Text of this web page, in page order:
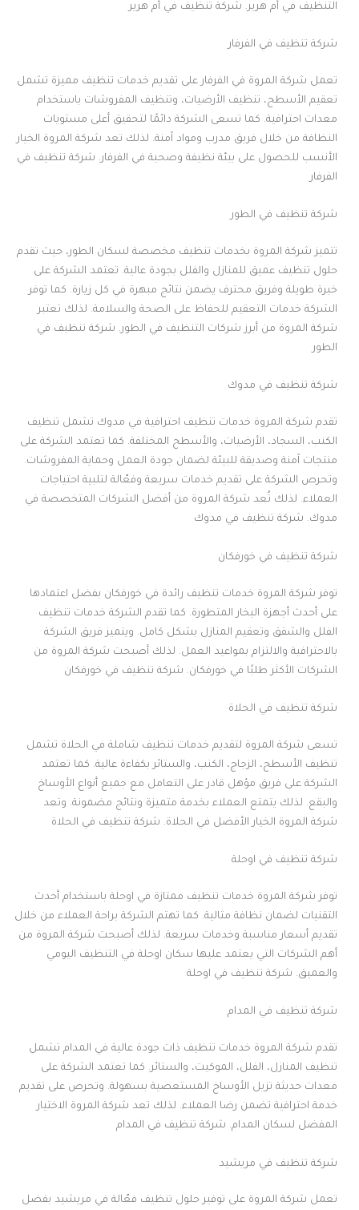
التنظيف في أم هرير. شركة تنظيف في أم هرير
شركة تنظيف في الفرفار
تعمل شركة المروة في الفرفار على تقديم خدمات تنظيف مميزة تشمل
تعقيم الأسطح، تنظيف الأرضيات، وتنظيف المفروشات باستخدام
معدات احترافية. كما تسعى الشركة دائمًا لتحقيق أعلى مستويات
النظافة من خلال فريق مدرب ومواد آمنة. لذلك تعد شركة المروة الخيار
الأنسب للحصول على بيئة نظيفة وصحية في الفرفار. شركة تنظيف في
الفرفار
شركة تنظيف في الطور
تتميز شركة المروة بخدمات تنظيف مخصصة لسكان الطور، حيث تقدم
حلول تنظيف عميق للمنازل والفلل بجودة عالية. تعتمد الشركة على
خبرة طويلة وفريق محترف يضمن نتائج مبهرة في كل زيارة. كما توفر
الشركة خدمات التعقيم للحفاظ على الصحة والسلامة. لذلك تعتبر
شركة المروة من أبرز شركات التنظيف في الطور. شركة تنظيف في
الطور
شركة تنظيف في مدوك
تقدم شركة المروة خدمات تنظيف احترافية في مدوك تشمل تنظيف
الكنب، السجاد، الأرضيات، والأسطح المختلفة. كما تعتمد الشركة على
منتجات آمنة وصديقة للبيئة لضمان جودة العمل وحماية المفروشات.
وتحرص الشركة على تقديم خدمات سريعة وفعّالة لتلبية احتياجات
العملاء. لذلك تُعد شركة المروة من أفضل الشركات المتخصصة في
مدوك. شركة تنظيف في مدوك
شركة تنظيف في خورفكان
توفر شركة المروة خدمات تنظيف رائدة في خورفكان بفضل اعتمادها
على أحدث أجهزة البخار المتطورة. كما تقدم الشركة خدمات تنظيف
الفلل والشقق وتعقيم المنازل بشكل كامل. ويتميز فريق الشركة
بالاحترافية والالتزام بمواعيد العمل. لذلك أصبحت شركة المروة من
الشركات الأكثر طلبًا في خورفكان. شركة تنظيف في خورفكان
شركة تنظيف في الحلاة
تسعى شركة المروة لتقديم خدمات تنظيف شاملة في الحلاة تشمل
تنظيف الأسطح، الزجاج، الكنب، والستائر بكفاءة عالية. كما تعتمد
الشركة على فريق مؤهل قادر على التعامل مع جميع أنواع الأوساخ
والبقع. لذلك يتمتع العملاء بخدمة متميزة ونتائج مضمونة. وتعد
شركة المروة الخيار الأفضل في الحلاة. شركة تنظيف في الحلاة
شركة تنظيف في اوحلة
توفر شركة المروة خدمات تنظيف ممتازة في اوحلة باستخدام أحدث
التقنيات لضمان نظافة مثالية. كما تهتم الشركة براحة العملاء من خلال
تقديم أسعار مناسبة وخدمات سريعة. لذلك أصبحت شركة المروة من
أهم الشركات التي يعتمد عليها سكان اوحلة في التنظيف اليومي
والعميق. شركة تنظيف في اوحلة
شركة تنظيف في المدام
تقدم شركة المروة خدمات تنظيف ذات جودة عالية في المدام تشمل
تنظيف المنازل، الفلل، الموكيت، والستائر. كما تعتمد الشركة على
معدات حديثة تزيل الأوساخ المستعصية بسهولة. وتحرص على تقديم
خدمة احترافية تضمن رضا العملاء. لذلك تعد شركة المروة الاختيار
المفضل لسكان المدام. شركة تنظيف في المدام
شركة تنظيف في مريشيد
تعمل شركة المروة على توفير حلول تنظيف فعّالة في مريشيد بفضل